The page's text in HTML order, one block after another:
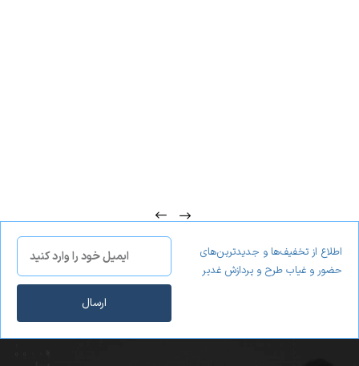
دسـتگاه تشـخیص چـهره تـایمی با احراز هویت چندگانه و
قابلیت پـشـتیبانی از شـناسایی تشـخیص چهره با دو دوربین
کیفیت HD (حتی در تاریـکی)، ثـبت اثـر انـگشت و اسـتفاده از
دوربین دو تایی HD مجهز به نور با قابلیت شناسایی در شب
اطلاع از تخفیف‌ها و جدیدترین‌های
حضور و غیاب طرح و پردازش غدیر
ارسال